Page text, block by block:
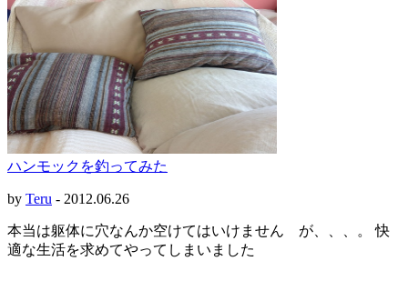
ハンモックを釣ってみた
by Teru - 2012.06.26
本当は躯体に穴なんか空けてはいけません が、、、。 快
適な生活を求めてやってしまいました